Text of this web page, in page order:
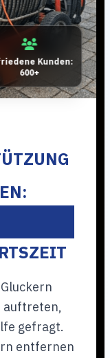
Kunden:
600+
auftreten,
gefragt.
entfernen